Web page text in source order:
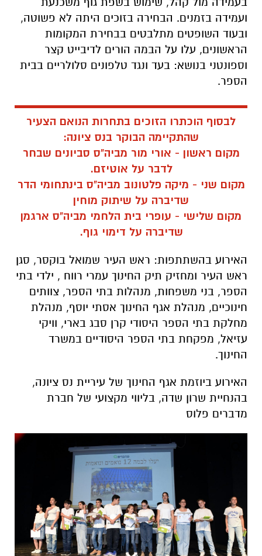
ועמידה בזמנים. הבחירה בזוכים היתה לא פשוטה,
ובעוד השופטים מתלבטים בבחירת המקומות
הראשונים, עלו על הבמה הורים לדיבייט קצר
וספונטני בנושא: בעד ונגד טלפונים סלולריים בבית
הספר.
לבסוף הוכתרו הזוכים בתחרות הנואם הצעיר
שהתקיימה הבוקר בנס ציונה:
מקום ראשון - אורי מור מביה"ס סביונים שבחר
לדבר על אוטיזם.
מקום שני - מיקה פלטונוב מביה"ס בינתחומי הדר
שדיברה על שיתוק מוחין
מקום שלישי - עופרי בית הלחמי מביה"ס ארגמן
שדיברה על דימוי גוף.
האירוע בהשתתפות: ראש העיר שמואל בוקסר, סגן
ראש העיר ומחזיק תיק החינוך עמרי רווח , ילדי בתי
הספר, בני משפחות, מנהלות בתי הספר, צוותים
חינוכיים, מנהלת אגף החינוך אסתי יוסף, מנהלת
מחלקת בתי הספר היסודי קרן סבג בארי, וויקי
עזיאל, מפקחת בתי הספר היסודיים במשרד
החינוך.
האירוע ביוזמת אגף החינוך של עיריית נס ציונה,
בהנחיית שרון שדה, בליווי מקצועי של חברת
מדברים פלוס